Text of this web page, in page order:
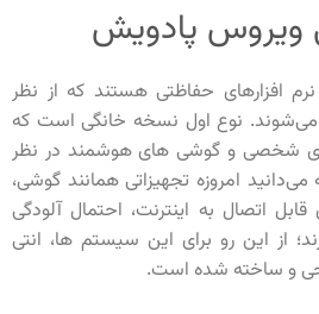
ویروس پادویش
افزارهای حفاظتی هستند که از نظر
می‌شوند. نوع اول نسخه خانگی است که
شخصی و گوشی های هوشمند در نظر
امروزه تجهیزاتی همانند گوشی،
اتصال به اینترنت، احتمال آلودگی
از این رو برای این سیستم ها، انتی
و ساخته شده است.